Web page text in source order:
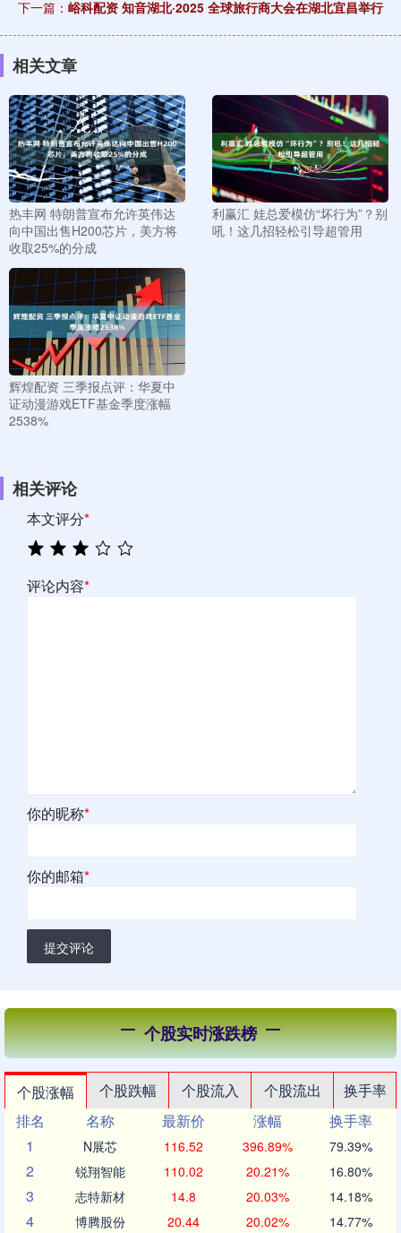
下一篇： 峪科配资 知音湖北·2025 全球旅行商大会在湖北宜昌举行
相关文章
热丰网 特朗普宣布允许英伟达
向中国出售H200芯片，美方将
收取25%的分成
利赢汇 娃总爱模仿“坏行为”？别
吼！这几招轻松引导超管用
辉煌配资 三季报点评：华夏中
证动漫游戏ETF基金季度涨幅
2538%
相关评论
本文评分*
评论内容*
你的昵称*
你的邮箱*
提交评论
个股实时涨跌榜
个股涨幅 个股跌幅 个股流入 个股流出
换手率
排名
名称 最新价 涨幅
换手率
1
N展芯 116.52 396.89% 79.39%
2 锐翔智能 110.02 20.21% 16.80%
3 志特新材 14.8 20.03% 14.18%
4 博腾股份 20.44 20.02% 14.77%